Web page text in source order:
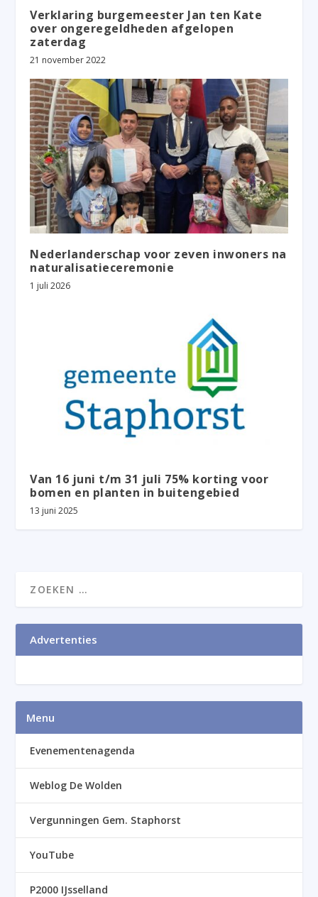
Verklaring burgemeester Jan ten Kate
over ongeregeldheden afgelopen
zaterdag
21 november 2022
Nederlanderschap voor zeven inwoners na
naturalisatieceremonie
1 juli 2026
Van 16 juni t/m 31 juli 75% korting voor
bomen en planten in buitengebied
13 juni 2025
Advertenties
Menu
Evenementenagenda
Weblog De Wolden
Vergunningen Gem. Staphorst
YouTube
P2000 IJsselland